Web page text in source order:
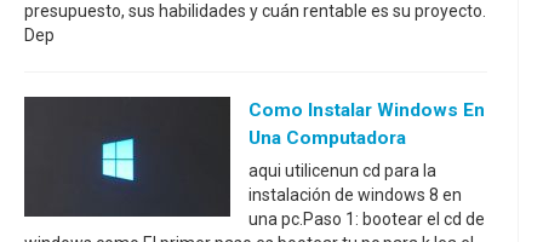
presupuesto, sus habilidades y cuán rentable es su proyecto.
Dep
Como Instalar Windows En
Una Computadora
aqui utilicenun cd para la
instalación de windows 8 en
una pc.Paso 1: bootear el cd de